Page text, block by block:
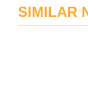
SIMILAR